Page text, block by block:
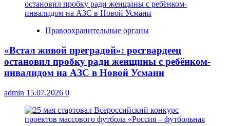
Правоохранительные органы
«Встал живой преградой»: росгвардеец
остановил пробку ради женщины с ребёнком-
инвалидом на АЗС в Новой Усмани
admin 15.07.2026 0